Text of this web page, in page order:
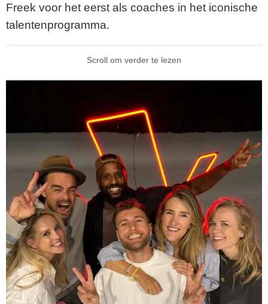
Freek voor het eerst als coaches in het iconische
talentenprogramma.
Scroll om verder te lezen